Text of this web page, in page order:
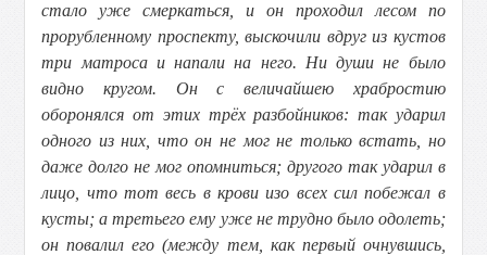
стало уже смеркаться, и он проходил лесом по
прорубленному проспекту, выскочили вдруг из кустов
три матроса и напали на него. Ни души не было
видно кругом. Он с величайшею храбростию
оборонялся от этих трёх разбойников: так ударил
одного из них, что он не мог не только встать, но
даже долго не мог опомниться; другого так ударил в
лицо, что тот весь в крови изо всех сил побежал в
кусты; а третьего ему уже не трудно было одолеть;
он повалил его (между тем, как первый очнувшись,